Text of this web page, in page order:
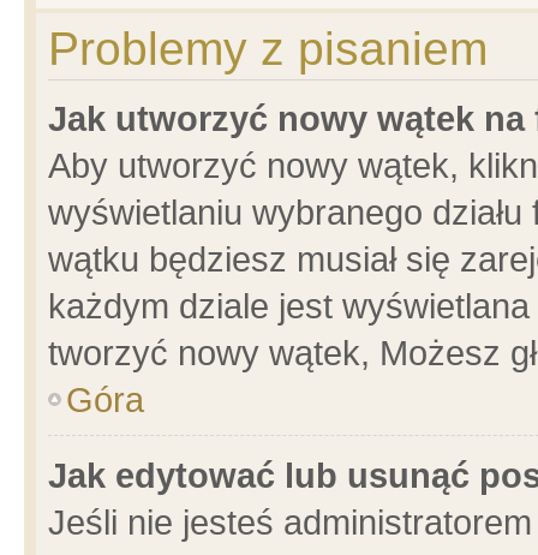
Problemy z pisaniem
Jak utworzyć nowy wątek na
Aby utworzyć nowy wątek,
wyświetlaniu wybranego
wątku będziesz musiał się
każdym dziale jest
tworzyć nowy wątek, Możesz
Góra
Jak edytować lub usunąć
Jeśli nie jesteś